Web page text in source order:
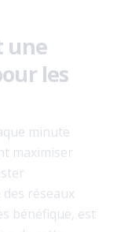
une
les
minute
maximiser
réseaux
bénéfique, est